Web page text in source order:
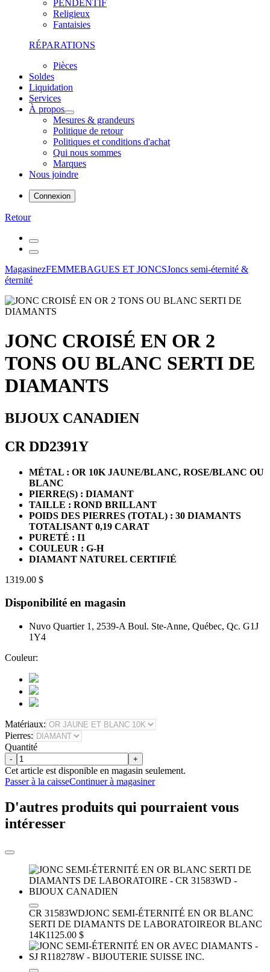
PENDENTIF
Religieux
Fantaisies
RÉPARATIONS
Pièces
Soldes
Liquidation
Services
À propos
Mesures & grandeurs
Politique de retour
Politiques et conditions d'achat
Qui nous sommes
Marques
Nous joindre
Connexion
Retour
MagasinezFEMMEBAGUES ET JONCSJoncs semi-éternité &
éternité
JONC CROISÉ EN OR 2
TONS OU BLANC SERTI DE
DIAMANTS
BIJOUX CANADIEN
CR DD2391Y
MÉTAL : OR 10K JAUNE/BLANC, ROSE/BLANC OU
BLANC
PIERRE(S) : DIAMANT
TAILLE : ROND BRILLANT
POIDS DES PIERRES (TOTAL) : 30 DIAMANTS
TOTALISANT 0,19 CARAT
PURETÉ : I1
COULEUR : G-H
DIAMANT NATUREL CERTIFIÉ
1319.00 $
Disponibilité en magasin
Nuvo Quartier 1, 2539-A Boul. Ste-Anne, Québec, Qc. G1J
1Y4
Couleur:
Matériaux:
Pierres:
Quantité
- +
Cet article est disponible en magasin seulement.
Passer à la caisseContinuer à magasiner
D'autres produits qui pourraient vous
intéresser
CR 31583WDJONC SEMI-ÉTERNITÉ EN OR BLANC
SERTI DE DIAMANTS DE LABORATOIREOR BLANC
14K1125.00 $